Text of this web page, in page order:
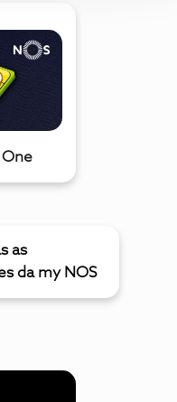
as
da my NOS